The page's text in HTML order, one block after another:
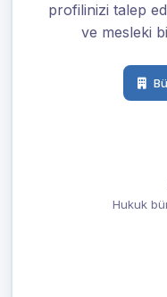
profilinizi talep
ve mesleki
Hukuk